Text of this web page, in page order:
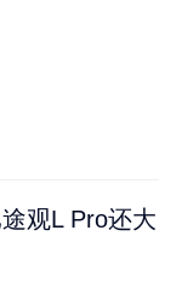
观L Pro还大